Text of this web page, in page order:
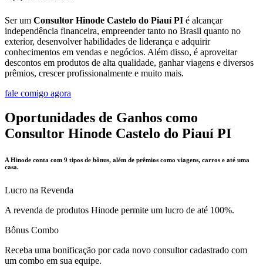
Ser um Consultor Hinode Castelo do Piauí PI é alcançar
independência financeira, empreender tanto no Brasil quanto no
exterior, desenvolver habilidades de liderança e adquirir
conhecimentos em vendas e negócios. Além disso, é aproveitar
descontos em produtos de alta qualidade, ganhar viagens e diversos
prêmios, crescer profissionalmente e muito mais.
fale comigo agora
Oportunidades de Ganhos como
Consultor Hinode Castelo do Piauí PI
A Hinode conta com 9 tipos de bônus, além de prêmios como viagens, carros e até uma
casa.
Lucro na Revenda
A revenda de produtos Hinode permite um lucro de até 100%.
Bônus Combo
Receba uma bonificação por cada novo consultor cadastrado com
um combo em sua equipe.